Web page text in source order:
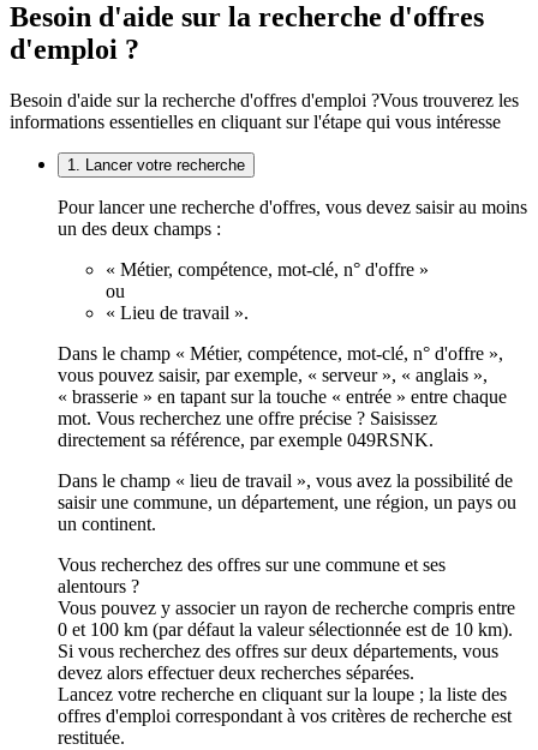
Besoin d'aide sur la recherche d'offres
d'emploi ?
Besoin d'aide sur la recherche d'offres d'emploi ?Vous trouverez les
informations essentielles en cliquant sur l'étape qui vous intéresse
1. Lancer votre recherche
Pour lancer une recherche d'offres, vous devez saisir au moins
un des deux champs :
« Métier, compétence, mot-clé, n° d'offre »
ou
« Lieu de travail ».
Dans le champ « Métier, compétence, mot-clé, n° d'offre »,
vous pouvez saisir, par exemple, « serveur », « anglais »,
« brasserie » en tapant sur la touche « entrée » entre chaque
mot. Vous recherchez une offre précise ? Saisissez
directement sa référence, par exemple 049RSNK.
Dans le champ « lieu de travail », vous avez la possibilité de
saisir une commune, un département, une région, un pays ou
un continent.
Vous recherchez des offres sur une commune et ses
alentours ?
Vous pouvez y associer un rayon de recherche compris entre
0 et 100 km (par défaut la valeur sélectionnée est de 10 km).
Si vous recherchez des offres sur deux départements, vous
devez alors effectuer deux recherches séparées.
Lancez votre recherche en cliquant sur la loupe ; la liste des
offres d'emploi correspondant à vos critères de recherche est
restituée.